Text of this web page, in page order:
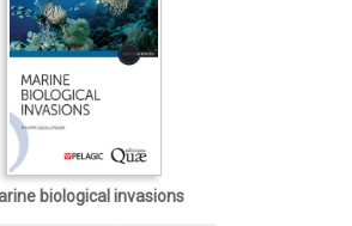
biological invasions